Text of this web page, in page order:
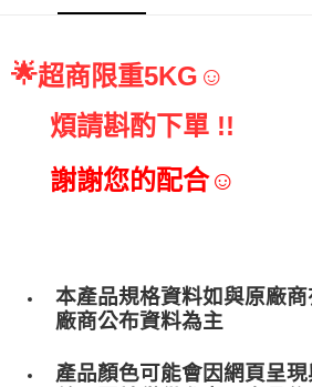
🌟超商限重5KG☺
煩請斟酌下單 !!
     謝謝您的配合☺
本產品規格資料如與原廠
廠商公布資料為主
產品顏色可能會因網頁呈